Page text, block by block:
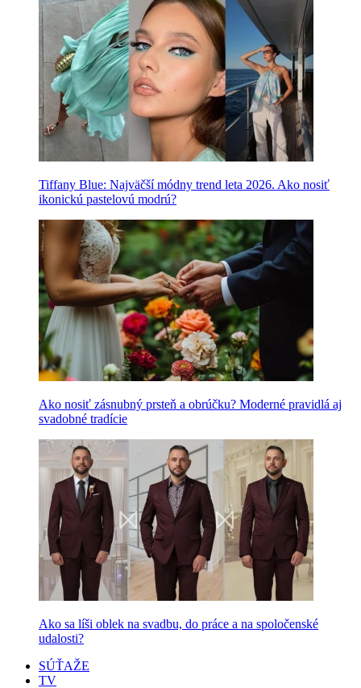
Tiffany Blue: Najväčší módny trend leta 2026. Ako nosiť
ikonickú pastelovú modrú?
Ako nosiť zásnubný prsteň a obrúčku? Moderné pravidlá aj
svadobné tradície
Ako sa líši oblek na svadbu, do práce a na spoločenské
udalosti?
SÚŤAŽE
TV